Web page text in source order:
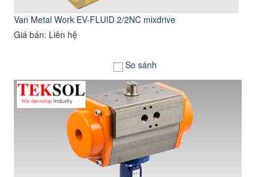
Van Metal Work EV-FLUID 2/2NC mixdrive
Giá bán: Liên hệ
So sánh